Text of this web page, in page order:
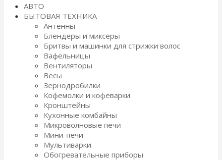
АВТО
БЫТОВАЯ ТЕХНИКА
Антенны
Блендеры и миксеры
Бритвы и машинки для стрижки волос
Вафельницы
Вентиляторы
Весы
Зернодробилки
Кофемолки и кофеварки
Кронштейны
Кухонные комбайны
Микроволновые печи
Мини-печи
Мультиварки
Обогревательные приборы